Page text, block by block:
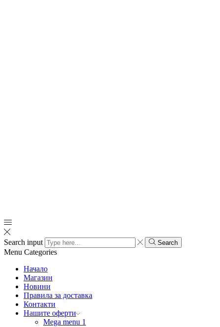
Search input Search
Menu Categories
Начало
Магазин
Новини
Правила за доставка
Контакти
Нашите оферти
Mega menu 1